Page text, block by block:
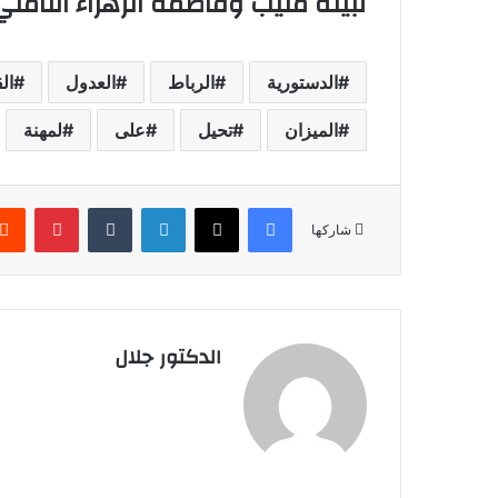
الدستورية الرباط العدول
الميزان تحيل على لمهنة
شاركها
فيسبوك X لينكدإن
الدكتور جلال